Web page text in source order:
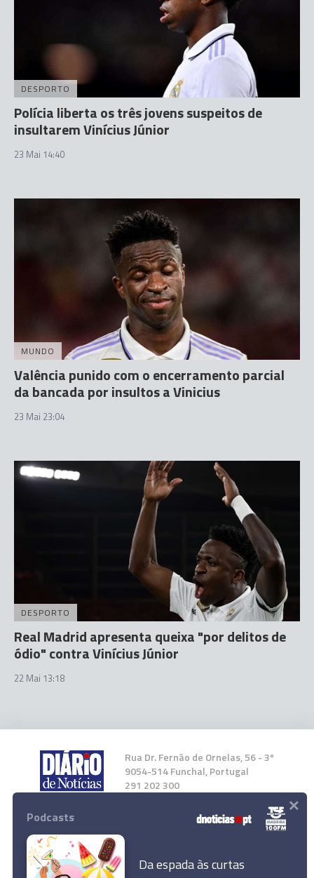
DESPORTO
Polícia liberta os três jovens suspeitos de
insultarem Vinícius Júnior
23 Mai 14:40
MUNDO
Valência punido com o encerramento parcial
da bancada por insultos a Vinicius
23 Mai 23:04
DESPORTO
Real Madrid apresenta queixa "por delitos de
ódio" contra Vinícius Júnior
22 Mai 13:18
Rua Dr. Fernão de Ornelas, 56 - 3º
9054-514 Funchal, Portugal
291 202 300
Instale a nossa App
Podcasts
Da espada às curtas
×